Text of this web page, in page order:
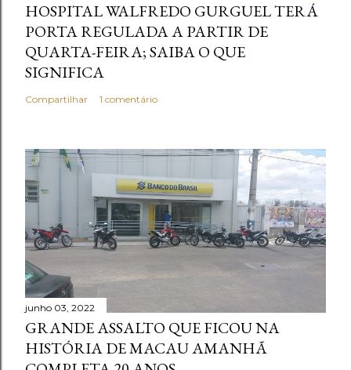
HOSPITAL WALFREDO GURGUEL TERÁ
PORTA REGULADA A PARTIR DE
QUARTA-FEIRA; SAIBA O QUE
SIGNIFICA
Compartilhar 1 comentário
junho 03, 2022
GRANDE ASSALTO QUE FICOU NA
HISTÓRIA DE MACAU AMANHÃ